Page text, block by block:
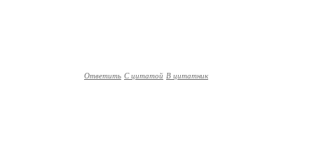
Ответить С цитатой В цитатник